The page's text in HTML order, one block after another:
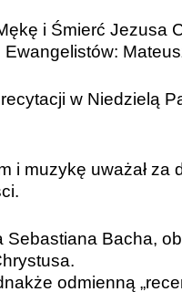
i Śmierć Jezusa
w Niedzielą
i muzykę uważał
Sebastiana Bacha,
odmienną